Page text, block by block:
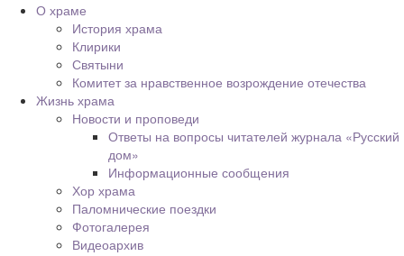
О храме
История храма
Клирики
Святыни
Комитет за нравственное возрождение отечества
Жизнь храма
Новости и проповеди
Ответы на вопросы читателей журнала «Русский
дом»
Информационные сообщения
Хор храма
Паломнические поездки
Фотогалерея
Видеоархив